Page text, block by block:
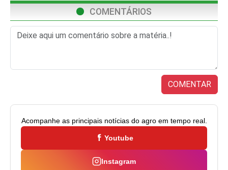
COMENTÁRIOS
COMENTAR
Acompanhe as principais notícias do agro em tempo real.
Youtube
Instagram